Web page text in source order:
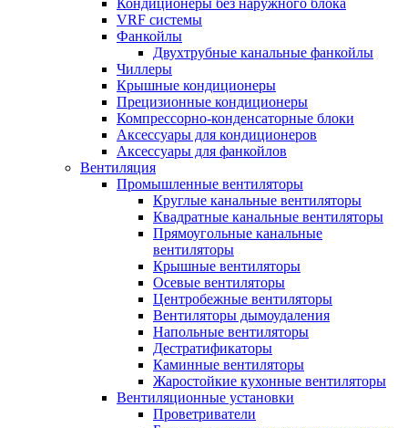
Кондиционеры без наружного блока
VRF системы
Фанкойлы
Двухтрубные канальные фанкойлы
Чиллеры
Крышные кондиционеры
Прецизионные кондиционеры
Компрессорно-конденсаторные блоки
Аксессуары для кондиционеров
Аксессуары для фанкойлов
Вентиляция
Промышленные вентиляторы
Круглые канальные вентиляторы
Квадратные канальные вентиляторы
Прямоугольные канальные
вентиляторы
Крышные вентиляторы
Осевые вентиляторы
Центробежные вентиляторы
Вентиляторы дымоудаления
Напольные вентиляторы
Дестратификаторы
Каминные вентиляторы
Жаростойкие кухонные вентиляторы
Вентиляционные установки
Проветриватели